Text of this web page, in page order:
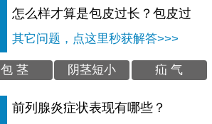
怎么样才算是包皮过长？包皮过
其它问题，点这里秒获解答>>>
包 茎 阴茎短小 疝 气
前列腺炎症状表现有哪些？